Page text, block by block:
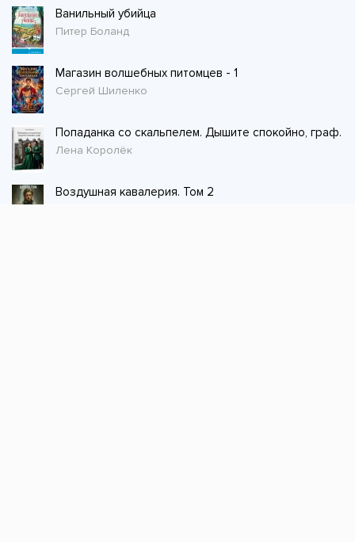
Ванильный убийца
Питер Боланд
Магазин волшебных питомцев - 1
Сергей Шиленко
Попаданка со скальпелем. Дышите спокойно, граф.
Лена Королёк
Воздушная кавалерия. Том 2